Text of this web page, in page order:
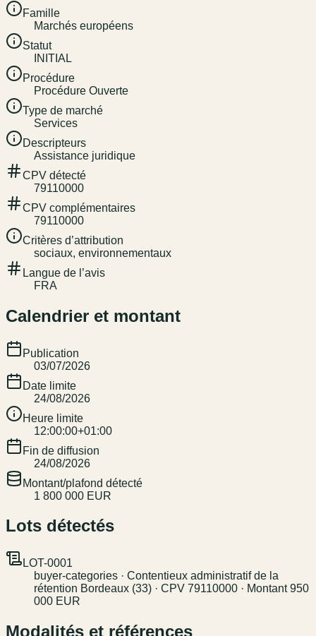
Famille
Marchés européens
Statut
INITIAL
Procédure
Procédure Ouverte
Type de marché
Services
Descripteurs
Assistance juridique
CPV détecté
79110000
CPV complémentaires
79110000
Critères d’attribution
sociaux, environnementaux
Langue de l’avis
FRA
Calendrier et montant
Publication
03/07/2026
Date limite
24/08/2026
Heure limite
12:00:00+01:00
Fin de diffusion
24/08/2026
Montant/plafond détecté
1 800 000 EUR
Lots détectés
LOT-0001
buyer-categories · Contentieux administratif de la
rétention Bordeaux (33) · CPV 79110000 · Montant 950
000 EUR
Modalités et références